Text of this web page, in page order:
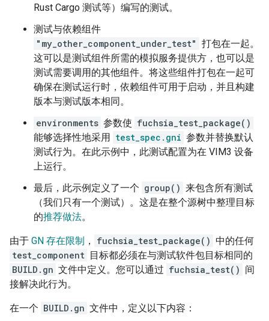
Rust Cargo 测试等）编写的测试。
测试与依赖组件
"my_other_component_under_test" 打包在一起。
这可以是测试组件所需的模拟服务提供方，也可以是
测试需要调用的其他组件。将这些组件打包在一起可
确保在测试运行时，依赖组件可用于启动，并且构建
版本与测试版本相同。
environments 参数使 fuchsia_test_package()
能够选择性地采用 test_spec.gni 参数并替换默认
测试行为。在此示例中，此测试配置为在 VIM3 设备
上运行。
最后，此示例定义了一个 group() 来包含所有测试
（我们只有一个测试）。这是在整个源树中整理目标
的推荐做法。
由于 GN 存在限制 ， fuchsia_test_package() 中的任何
test_component 目标都必须在与测试软件包目标相同的
BUILD.gn 文件中定义。您可以通过 fuchsia_test() 间
接解决此行为。
在一个 BUILD.gn 文件中，定义以下内容：